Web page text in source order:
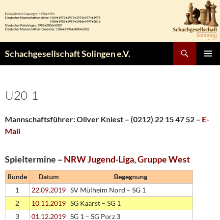
Inhalt
springen
Schachgesellschaft Solingen e.V.
U20-1
Mannschaftsführer:Oliver Kniest – (0212) 22 15 47 52 – E-
Mail
Spieltermine – NRW Jugend-Liga, Gruppe West
Runde Datum
Begegnung
1
22.09.2019 SV Mülheim Nord – SG 1
2
10.11.2019 SG Kaarst – SG 1
3
01.12.2019 SG 1 – SG Porz 3